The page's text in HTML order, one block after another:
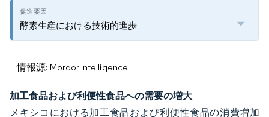
酵素生産における技術的進歩
情報源: Mordor Intelligence
加工食品および利便性食品への需要の増大
メキシコにおける加工食品および利便性食品の消費増加